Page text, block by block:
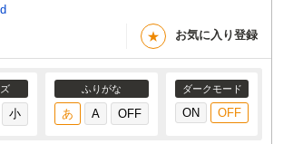
★ お気に入り登録
ふりがな ダークモード